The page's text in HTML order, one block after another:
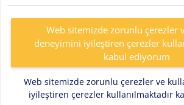
Web sitemizde zorunlu çerezler
deneyimini iyileştiren çerezler
kabul ediyorum
Web sitemizde zorunlu çerezler ve
iyileştiren çerezler kullanılmaktadır